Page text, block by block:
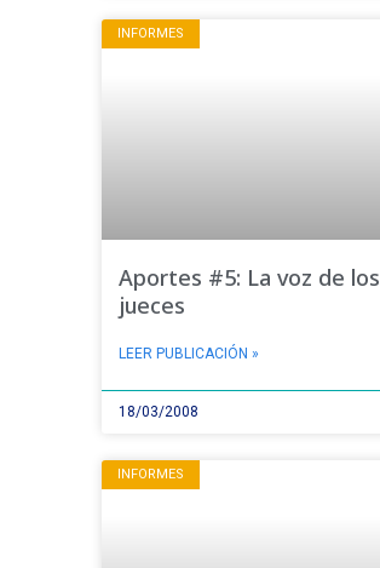
INFORMES
Aportes #5: La voz de los
jueces
LEER PUBLICACIÓN »
18/03/2008
INFORMES